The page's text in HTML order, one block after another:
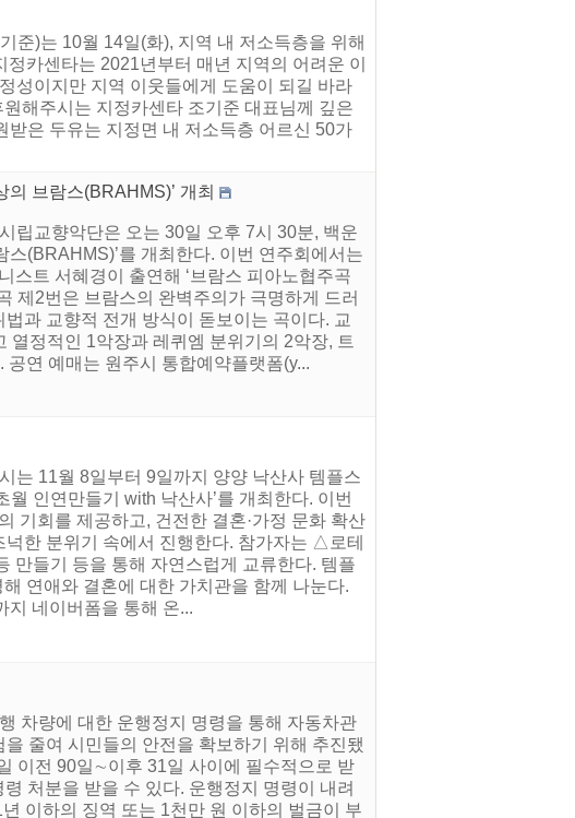
준)는 10월 14일(화), 지역 내 저소득층을 위해
카센타는 2021년부터 매년 지역의 어려운 이
성이지만 지역 이웃들에게 도움이 되길 바라
해주시는 지정카센타 조기준 대표님께 깊은
받은 두유는 지정면 내 저소득층 어르신 50가
브람스(BRAHMS)’ 개최
립교향악단은 오는 30일 오후 7시 30분, 백운
(BRAHMS)’를 개최한다. 이번 연주회에서는
스트 서혜경이 출연해 ‘브람스 피아노협주곡
제2번은 브람스의 완벽주의가 극명하게 드러
과 교향적 전개 방식이 돋보이는 곡이다. 교
정적인 1악장과 레퀴엠 분위기의 2악장, 트
연 예매는 원주시 통합예약플랫폼(y...
는 11월 8일부터 9일까지 양양 낙산사 템플스
인연만들기 with 낙산사’를 개최한다. 이번
기회를 제공하고, 건전한 결혼·가정 문화 확산
한 분위기 속에서 진행한다. 참가자는 △로테
들기 등을 통해 자연스럽게 교류한다. 템플
연애와 결혼에 대한 가치관을 함께 나눈다.
지 네이버폼을 통해 온...
차량에 대한 운행정지 명령을 통해 자동차관
줄여 시민들의 안전을 확보하기 위해 추진됐
이전 90일∼이후 31일 사이에 필수적으로 받
처분을 받을 수 있다. 운행정지 명령이 내려
이하의 징역 또는 1천만 원 이하의 벌금이 부